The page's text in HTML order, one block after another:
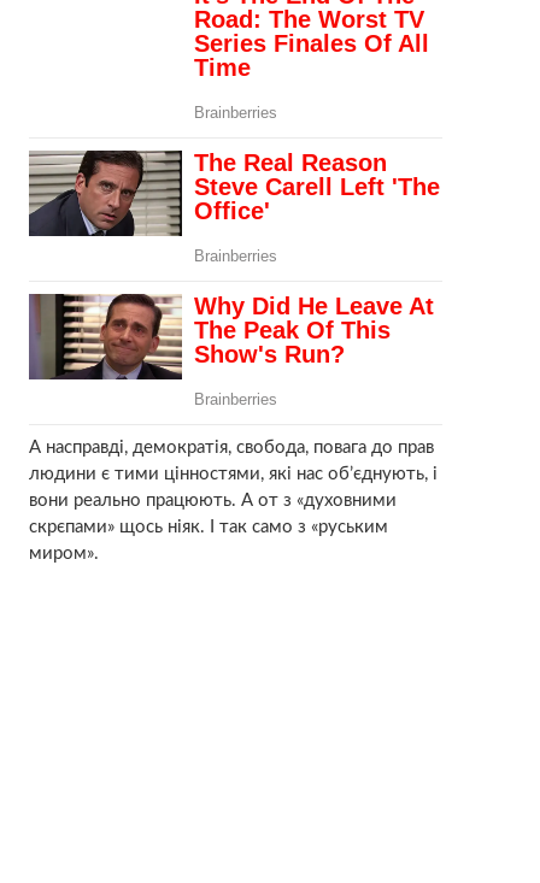
А насправді, демократія, свобода, повага до прав
людини є тими цінностями, які нас об’єднують, і
вони реально працюють. А от з «духовними
скрєпами» щось ніяк. І так само з «руським
миром».